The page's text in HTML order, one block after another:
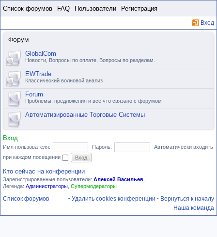
Список форумов FAQ Пользователи Регистрация
Вход
Форум
GlobalCom
Новости, Вопросы по оплате, Вопросы по разделам.
EWTrade
Классический волновой анализ
Forum
Проблемы, предложения и всё что связано с форумом
Автоматизированные Торговые Системы
Вход
Имя пользователя: Пароль:
Автоматически входить
при каждом посещении
Кто сейчас на конференции
Зарегистрированные пользователи: Алексей Васильев
Легенда: Администраторы Супермодераторы
Список форумов • Вернуться к началу
• Удалить cookies конференции
Наша команда